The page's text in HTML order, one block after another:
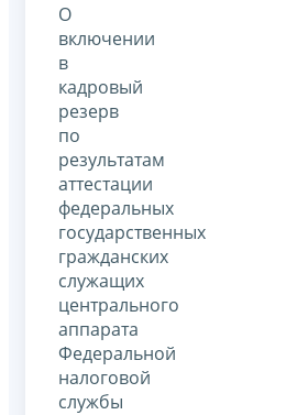
О
включении
в
кадровый
резерв
по
результатам
аттестации
федеральных
государственных
гражданских
служащих
центрального
аппарата
Федеральной
налоговой
службы